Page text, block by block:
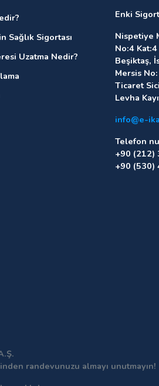
Sağlık Sigortası
Uzatma Nedir?
Enki
Nispetiye
No:4
Beşiktaş,
Mersis
Ticaret
Levha
info@e-
Telefon
+90 (212)
+90 (530)
randevunuzu almayı unutmayın!